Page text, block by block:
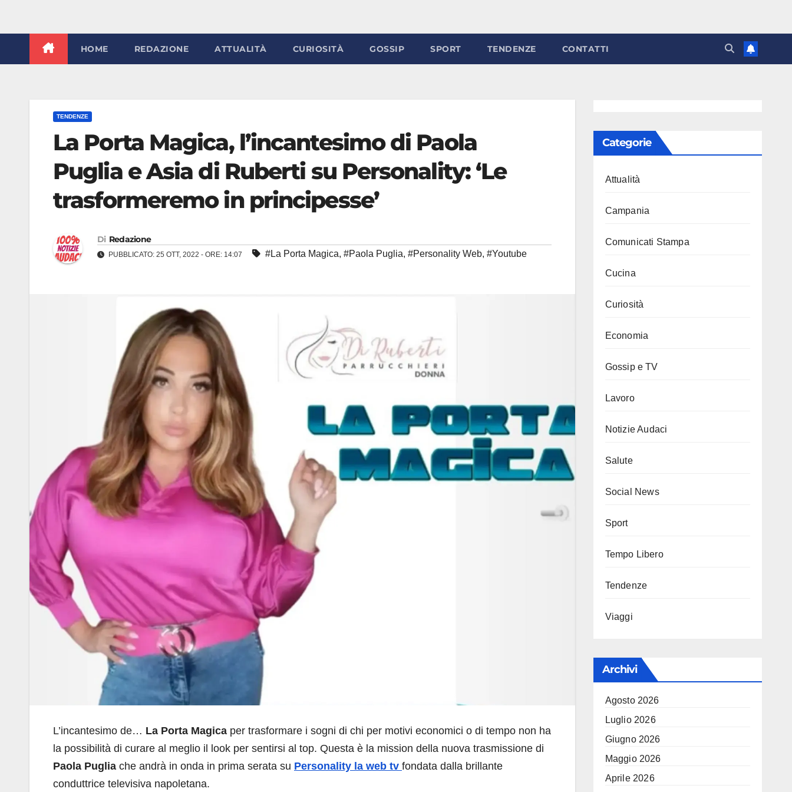
HOME REDAZIONE ATTUALITÀ CURIOSITÀ GOSSIP SPORT TENDENZE CONTATTI
TENDENZE
La Porta Magica, l’incantesimo di Paola
Puglia e Asia di Ruberti su Personality: ‘Le
trasformeremo in principesse’
Di Redazione
PUBBLICATO: 25 OTT, 2022 - ORE: 14:07 #La Porta Magica, #Paola Puglia, #Personality Web, #Youtube
L’incantesimo de… La Porta Magica per trasformare i sogni di chi per motivi economici o di tempo non ha
la possibilità di curare al meglio il look per sentirsi al top. Questa è la mission della nuova trasmissione di
Paola Puglia che andrà in onda in prima serata su Personality la web tv fondata dalla brillante
conduttrice televisiva napoletana.
Categorie
Attualità
Campania
Comunicati Stampa
Cucina
Curiosità
Economia
Gossip e TV
Lavoro
Notizie Audaci
Salute
Social News
Sport
Tempo Libero
Tendenze
Viaggi
Archivi
Agosto 2026
Luglio 2026
Giugno 2026
Maggio 2026
Aprile 2026